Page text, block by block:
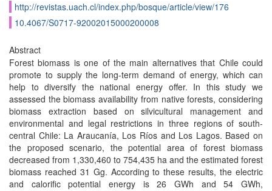
http://revistas.uach.cl/index.php/bosque/article/view/176
10.4067/S0717-92002015000200008
Abstract
Forest biomass is one of the main alternatives that Chile could
promote to supply the long-term demand of energy, which can
help to diversify the national energy offer. In this study we
assessed the biomass availability from native forests, considering
biomass extraction based on silvicultural management and
environmental and legal restrictions in three regions of south-
central Chile: La Araucanía, Los Ríos and Los Lagos. Based on
the proposed scenario, the potential area of forest biomass
decreased from 1,330,460 to 754,435 ha and the estimated forest
biomass reached 31 Gg. According to these results, the electric
and calorific potential energy is 26 GWh and 54 GWh,